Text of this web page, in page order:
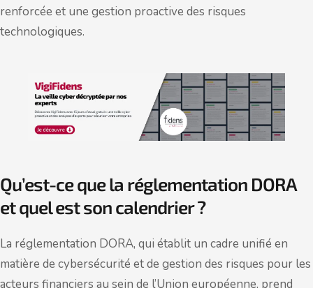
renforcée et une gestion proactive des risques
technologiques.
Qu’est-ce que la réglementation DORA
et quel est son calendrier ?
La réglementation DORA, qui établit un cadre unifié en
matière de cybersécurité et de gestion des risques pour les
acteurs financiers au sein de l’Union européenne, prend